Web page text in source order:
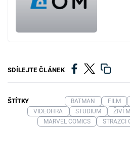
SDÍLEJTE ČLÁNEK
ŠTÍTKY BATMAN FILM
VIDEOHRA
STUDIUM ŽIVÍ
MARVEL COMICS
STRAZCI